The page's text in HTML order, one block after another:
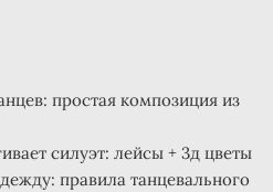
простая композиция из
силуэт: лейсы + 3д цветы
правила танцевального